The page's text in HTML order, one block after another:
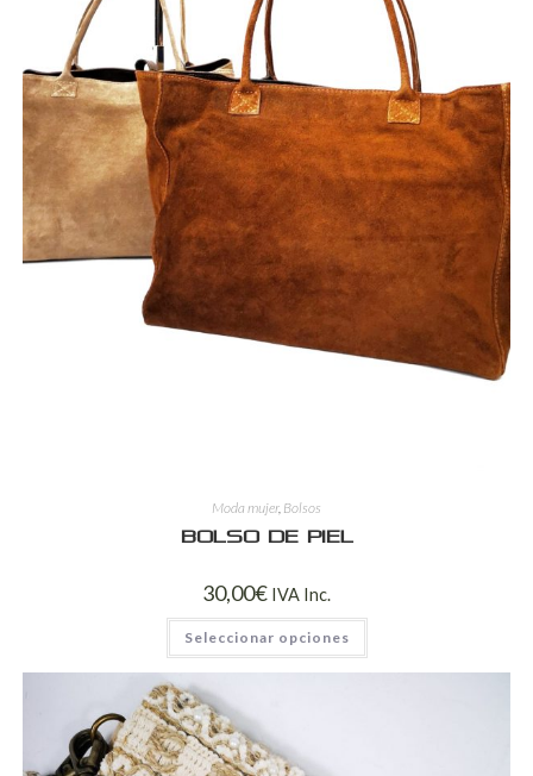
Moda mujer, Bolsos
Bolso de piel
30,00€ IVA Inc.
Seleccionar opciones